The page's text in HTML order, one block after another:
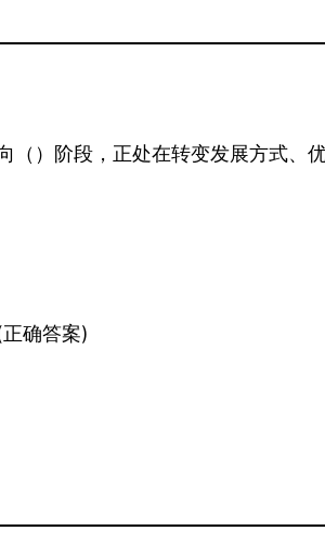
（）阶段，正处在转变发展方式、
确答案)